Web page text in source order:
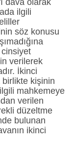
ilgili
söz konusu
cinsiyet
verilerek
İkinci
kişinin
mahkemeye
verilen
düzeltme
bulunan
ikinci